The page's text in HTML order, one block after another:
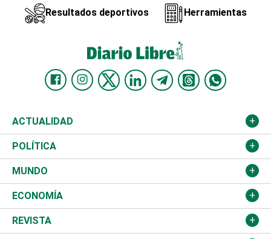
Resultados deportivos Herramientas
ACTUALIDAD
Nacional
Ciudad
Educación
Salud
POLÍTICA
Partidos
JCE
TSE
MUNDO
Estados Unidos
América Latina
ECONOMÍA
Finanzas
REVISTA